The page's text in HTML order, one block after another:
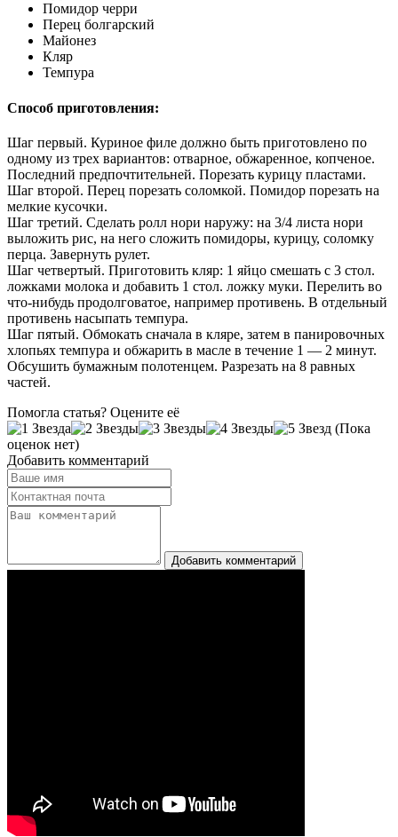
Помидор черри
Перец болгарский
Майонез
Кляр
Темпура
Способ приготовления:
Шаг первый. Куриное филе должно быть приготовлено по
одному из трех вариантов: отварное, обжаренное, копченое.
Последний предпочтительней. Порезать курицу пластами.
Шаг второй. Перец порезать соломкой. Помидор порезать на
мелкие кусочки.
Шаг третий. Сделать ролл нори наружу: на 3/4 листа нори
выложить рис, на него сложить помидоры, курицу, соломку
перца. Завернуть рулет.
Шаг четвертый. Приготовить кляр: 1 яйцо смешать с 3 стол.
ложками молока и добавить 1 стол. ложку муки. Перелить во
что-нибудь продолговатое, например противень. В отдельный
противень насыпать темпура.
Шаг пятый. Обмокать сначала в кляре, затем в панировочных
хлопьях темпура и обжарить в масле в течение 1 — 2 минут.
Обсушить бумажным полотенцем. Разрезать на 8 равных
частей.
Помогла статья? Оцените её
(Пока
оценок нет)
Добавить комментарий
Добавить комментарий